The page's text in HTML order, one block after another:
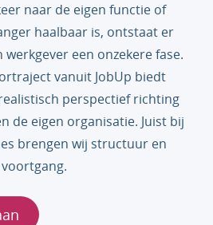
naar de eigen functie of
haalbaar is, ontstaat er
een onzekere fase.
vanuit JobUp biedt
perspectief richting
de eigen organisatie. Juist bij
brengen wij structuur en
voortgang.